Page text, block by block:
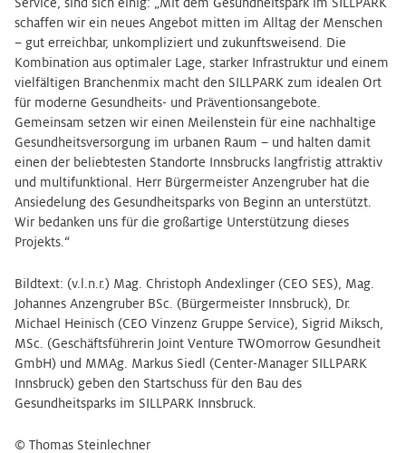
schaffen wir ein neues Angebot mitten im Alltag der Menschen
– gut erreichbar, unkompliziert und zukunftsweisend. Die
Kombination aus optimaler Lage, starker Infrastruktur und einem
vielfältigen Branchenmix macht den SILLPARK zum idealen Ort
für moderne Gesundheits- und Präventionsangebote.
Gemeinsam setzen wir einen Meilenstein für eine nachhaltige
Gesundheitsversorgung im urbanen Raum – und halten damit
einen der beliebtesten Standorte Innsbrucks langfristig attraktiv
und multifunktional. Herr Bürgermeister Anzengruber hat die
Ansiedelung des Gesundheitsparks von Beginn an unterstützt.
Wir bedanken uns für die großartige Unterstützung dieses
Projekts.“
Bildtext: (v.l.n.r.) Mag. Christoph Andexlinger (CEO SES), Mag.
Johannes Anzengruber BSc. (Bürgermeister Innsbruck), Dr.
Michael Heinisch (CEO Vinzenz Gruppe Service), Sigrid Miksch,
MSc. (Geschäftsführerin Joint Venture TWOmorrow Gesundheit
GmbH) und MMAg. Markus Siedl (Center-Manager SILLPARK
Innsbruck) geben den Startschuss für den Bau des
Gesundheitsparks im SILLPARK Innsbruck.
© Thomas Steinlechner